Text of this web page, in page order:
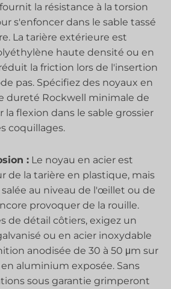
la résistance à la torsion
s'enfoncer dans le sable tassé
La tarière extérieure est
haute densité ou en
la friction lors de l'insertion
pas. Spécifiez des noyaux en
dureté Rockwell minimale de
la flexion dans le sable grossier
coquillages.
: Le noyau en acier est
de la tarière en plastique, mais
au niveau de l'œillet ou de
provoquer de la rouille.
de détail côtiers, exigez un
ou en acier inoxydable
anodisée de 30 à 50 μm sur
aluminium exposée. Sans
sous garantie grimperont